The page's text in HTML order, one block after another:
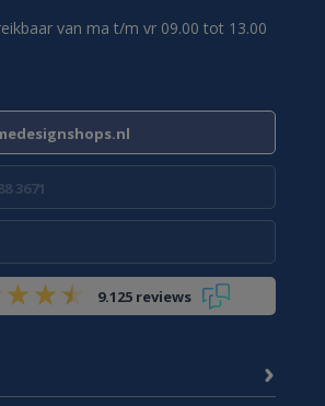
van ma t/m vr 09.00 tot 13.00
3671
9.125 reviews